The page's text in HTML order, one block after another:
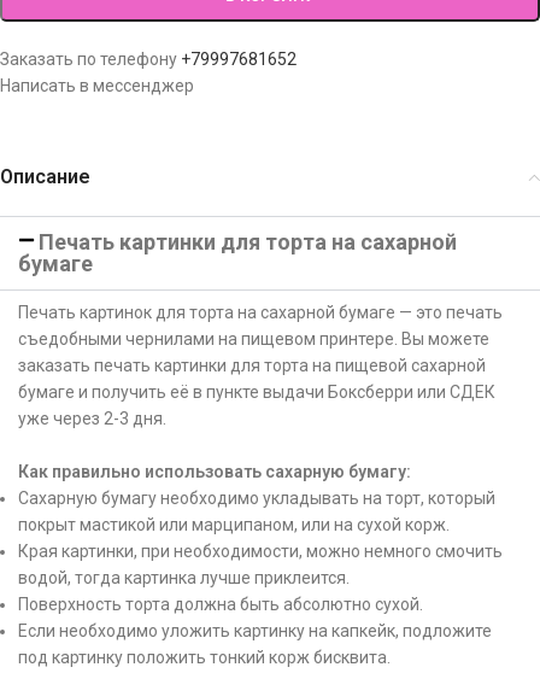
Заказать по телефону +79997681652
Написать в мессенджер
Описание
Печать картинки для торта на сахарной
бумаге
Печать картинок для торта на сахарной бумаге — это печать
съедобными чернилами на пищевом принтере. Вы можете
заказать печать картинки для торта на пищевой сахарной
бумаге и получить её в пункте выдачи Боксберри или СДЕК
уже через 2-3 дня.
Как правильно использовать сахарную бумагу:
Сахарную бумагу необходимо укладывать на торт, который
покрыт мастикой или марципаном, или на сухой корж.
Края картинки, при необходимости, можно немного смочить
водой, тогда картинка лучше приклеится.
Поверхность торта должна быть абсолютно сухой.
Если необходимо уложить картинку на капкейк, подложите
под картинку положить тонкий корж бисквита.